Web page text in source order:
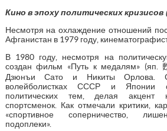
Кино в эпоху политических кризисов
Несмотря на охлаждение отношений
Афганистан в 1979 году,
В 1980 году, несмотря на
создан фильм «Путь к медалям» (яп.
Дзюнъи Сато и Никиты Орлова.
волейболистках СССР и Японии
политических тем, делая акцент
спортсменок. Как отмечали критики,
«спортивное соперничество,
подоплеки».